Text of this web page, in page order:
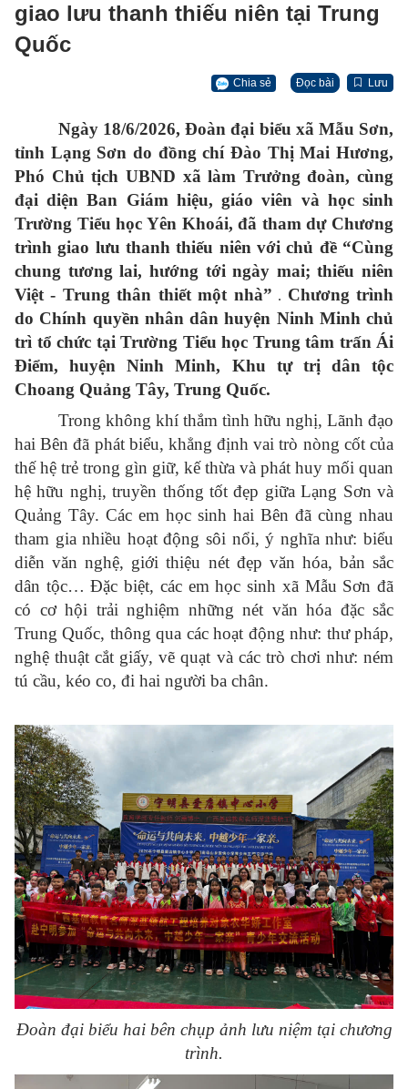
giao lưu thanh thiếu niên tại Trung
Quốc
Chia sẻ Đọc bài Lưu
Ngày 18/6/2026, Đoàn đại biểu xã Mẫu Sơn,
tỉnh Lạng Sơn do đồng chí Đào Thị Mai Hương,
Phó Chủ tịch UBND xã làm Trưởng đoàn, cùng
đại diện Ban Giám hiệu, giáo viên và học sinh
Trường Tiểu học Yên Khoái, đã tham dự Chương
trình giao lưu thanh thiếu niên với chủ đề “Cùng
chung tương lai, hướng tới ngày mai; thiếu niên
Việt - Trung thân thiết một nhà” . Chương trình
do Chính quyền nhân dân huyện Ninh Minh chủ
trì tổ chức tại Trường Tiểu học Trung tâm trấn Ái
Điểm, huyện Ninh Minh, Khu tự trị dân tộc
Choang Quảng Tây, Trung Quốc.
Trong không khí thắm tình hữu nghị, Lãnh đạo
hai Bên đã phát biểu, khẳng định vai trò nòng cốt của
thế hệ trẻ trong gìn giữ, kế thừa và phát huy mối quan
hệ hữu nghị, truyền thống tốt đẹp giữa Lạng Sơn và
Quảng Tây. Các em học sinh hai Bên đã cùng nhau
tham gia nhiều hoạt động sôi nổi, ý nghĩa như: biểu
diễn văn nghệ, giới thiệu nét đẹp văn hóa, bản sắc
dân tộc… Đặc biệt, các em học sinh xã Mẫu Sơn đã
có cơ hội trải nghiệm những nét văn hóa đặc sắc
Trung Quốc, thông qua các hoạt động như: thư pháp,
nghệ thuật cắt giấy, vẽ quạt và các trò chơi như: ném
tú cầu, kéo co, đi hai người ba chân.
Đoàn đại biểu hai bên chụp ảnh lưu niệm tại chương
trình.